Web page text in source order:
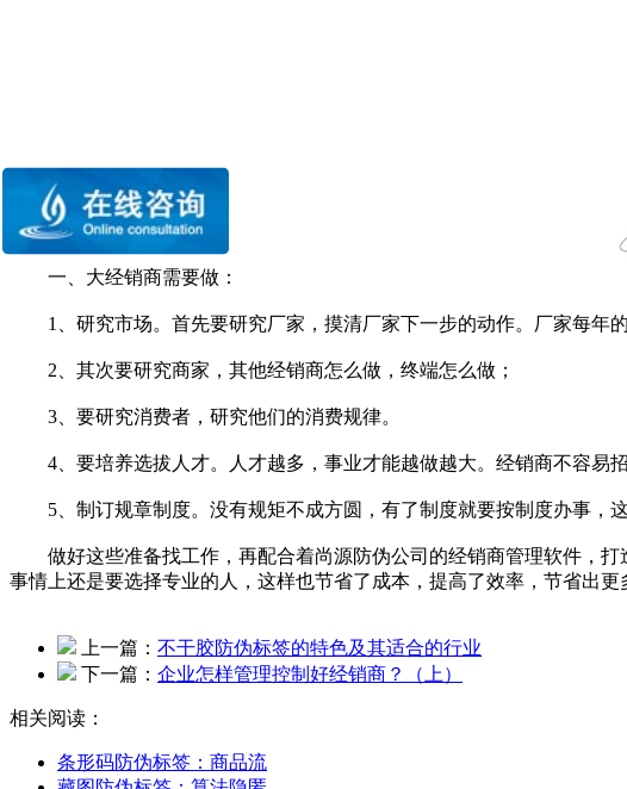
一、大经销商需要做：
1、研究市场。首先要研究厂家，摸清厂家下一步的动作。厂家每年
2、其次要研究商家，其他经销商怎么做，终端怎么做；
3、要研究消费者，研究他们的消费规律。
4、要培养选拔人才。人才越多，事业才能越做越大。经销商不容易招
5、制订规章制度。没有规矩不成方圆，有了制度就要按制度办事，
做好这些准备找工作，再配合着尚源防伪公司的经销商管理软件，打
事情上还是要选择专业的人，这样也节省了成本，提高了效率，节省出
上一篇： 不干胶防伪标签的特色及其适合的行业
下一篇： 企业怎样管理控制好经销商？（上）
相关阅读：
条形码防伪标签：商品流